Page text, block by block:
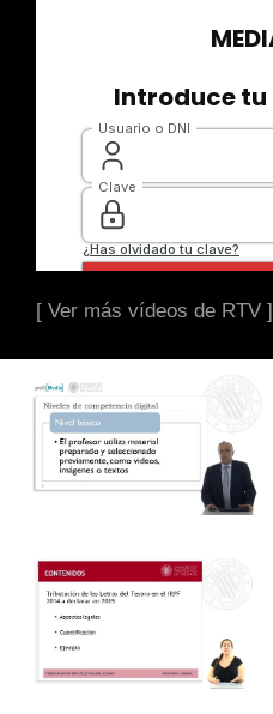
[ Ver más vídeos de RTV ]